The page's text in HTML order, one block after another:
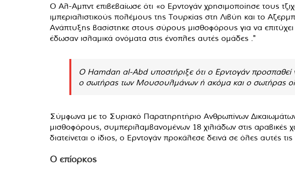
Ο Αλ-Αμπντ επιβεβαίωσε ότι «ο Ερντογάν χρησιμοποίησε τους
ιμπεριαλιστικούς πολέμους της Τουρκίας στη Λιβύη και το
Ανάπτυξης βασίστηκε στους σύρους μισθοφόρους για να
έδωσαν ισλαμικά ονόματα στις ένοπλες αυτές ομάδες ."
Ο Hamdan al-Abd υποστήριξε ότι ο Ερντογάν προσπαθεί
ο σωτήρας των Μουσουλμάνων ή ακόμα και ο σωτήρας
Σύμφωνα με το Συριακό Παρατηρητήριο Ανθρωπίνων
μισθοφόρους, συμπεριλαμβανομένων 18 χιλιάδων στις αραβικές
διατείνεται ο ίδιος, ο Ερντογάν προκάλεσε δεινά σε όλες
Ο επίορκος